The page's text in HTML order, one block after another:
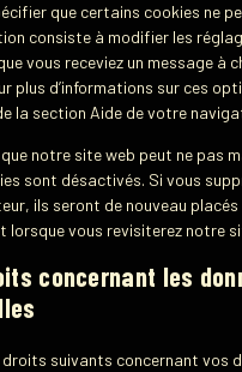
que certains cookies ne
consiste à modifier les
vous receviez un message à
plus d’informations sur ces
la section Aide de votre
notre site web peut ne pas
sont désactivés. Si vous
ils seront de nouveau
lorsque vous revisiterez notre
concernant les
droits suivants concernant vos